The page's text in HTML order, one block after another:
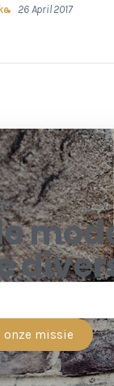
26 April 2017
missie